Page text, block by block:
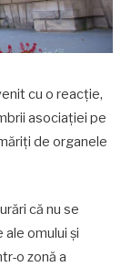
cu o reacție,
asociației pe
de organele
că nu se
omului și
o zonă a